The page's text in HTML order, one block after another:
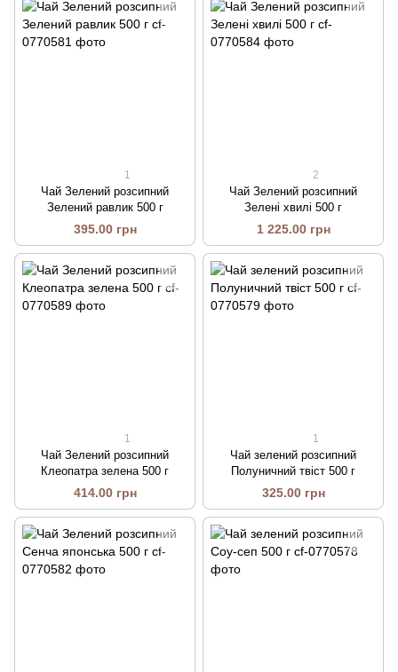
1
Чай Зелений розсипний
Зелений равлик 500 г
395.00 грн
2
Чай Зелений розсипний
Зелені хвилі 500 г
1 225.00 грн
1
Чай Зелений розсипний
Клеопатра зелена 500 г
414.00 грн
1
Чай зелений розсипний
Полуничний твіст 500 г
325.00 грн